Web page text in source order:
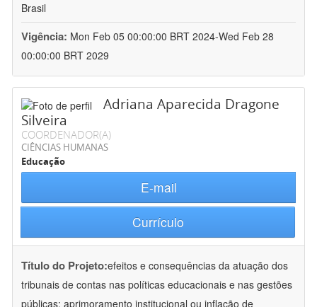
Brasil
Vigência: Mon Feb 05 00:00:00 BRT 2024-Wed Feb 28
00:00:00 BRT 2029
Adriana Aparecida Dragone
Silveira
COORDENADOR(A)
CIÊNCIAS HUMANAS
Educação
E-mail
Currículo
Título do Projeto:efeitos e consequências da atuação dos
tribunais de contas nas políticas educacionais e nas gestões
públicas: aprimoramento institucional ou inflação de